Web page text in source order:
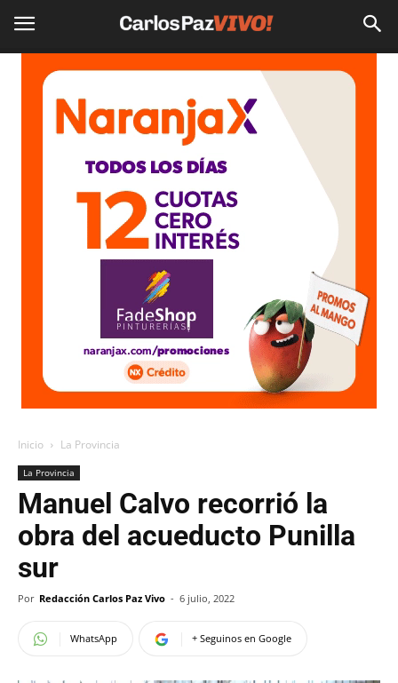
Inicio La Provincia
La Provincia
Manuel Calvo recorrió la
obra del acueducto Punilla
sur
Por Redacción Carlos Paz Vivo - 6 julio, 2022
WhatsApp + Seguinos en Google